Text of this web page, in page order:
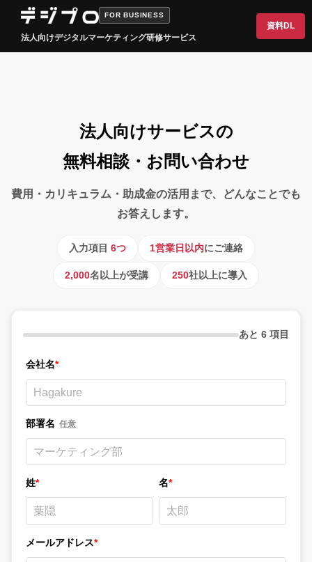
FOR BUSINESS
法人向けデジタルマーケティング研修サービス
資料DL
法人向けサービスの
無料相談・お問い合わせ
費用・カリキュラム・助成金の活用まで、どんなことでも
お答えします。
入力項目 6つ 1営業日以内にご連絡
2,000名以上が受講 250社以上に導入
あと 6 項目
会社名*
部署名 任意
姓* 名*
メールアドレス*